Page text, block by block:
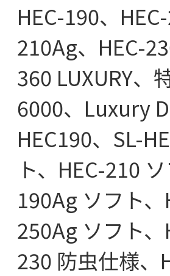
HEC-190、
210Ag、HEC-
360 LUXURY、
6000、Luxury
HEC190、SL-
ト、HEC-210
190Ag ソフト
250Ag ソフト
230 防虫仕様